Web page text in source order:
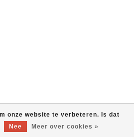
onze website te verbeteren. Is dat
Nee Meer over cookies »